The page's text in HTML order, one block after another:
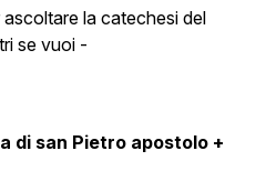
la catechesi del
se vuoi -
di san Pietro apostolo +